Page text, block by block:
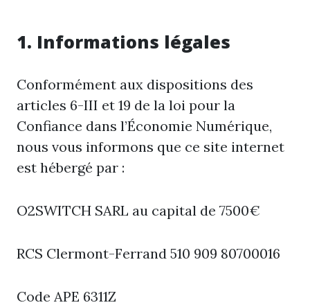
1. Informations légales
Conformément aux dispositions des
articles 6-III et 19 de la loi pour la
Confiance dans l’Économie Numérique,
nous vous informons que ce site internet
est hébergé par :
O2SWITCH SARL au capital de 7500€
RCS Clermont-Ferrand 510 909 80700016
Code APE 6311Z